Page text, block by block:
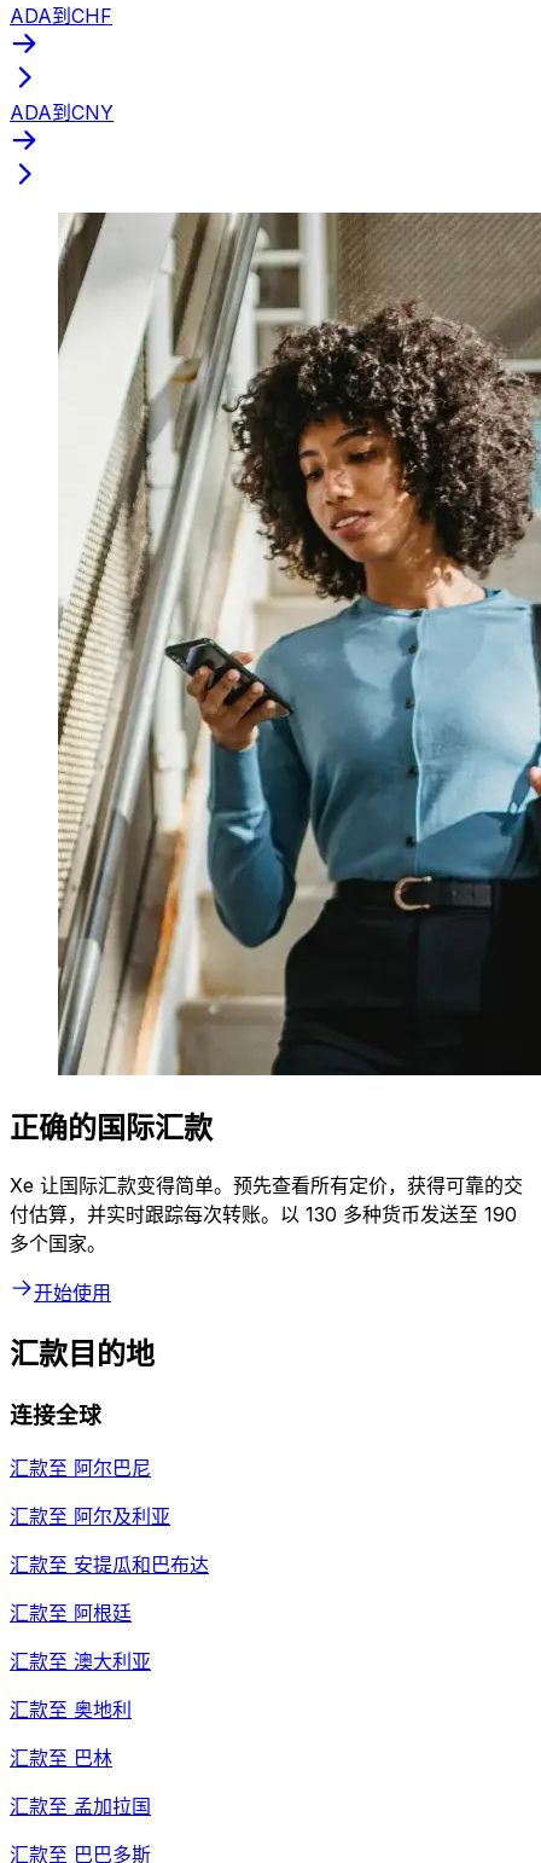
ADA到CHF
ADA到CNY
正确的国际汇款
Xe 让国际汇款变得简单。预先查看所有定价，获得可靠的交
付估算，并实时跟踪每次转账。以 130 多种货币发送至 190
多个国家。
开始使用
汇款目的地
连接全球
汇款至 阿尔巴尼
汇款至 阿尔及利亚
汇款至 安提瓜和巴布达
汇款至 阿根廷
汇款至 澳大利亚
汇款至 奥地利
汇款至 巴林
汇款至 孟加拉国
汇款至 巴巴多斯